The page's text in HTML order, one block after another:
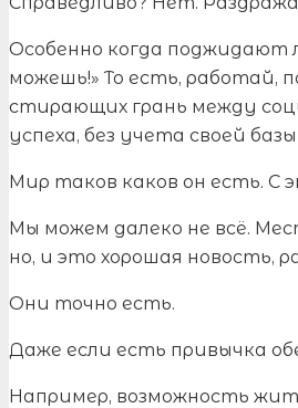
Особенно когда поджидают
можешь!» То есть, работай,
стирающих грань между
успеха, без учета своей
Мир таков каков он есть. С
Мы можем далеко не всё.
но, и это хорошая новость,
Они точно есть.
Даже если есть привычка
Например, возможность